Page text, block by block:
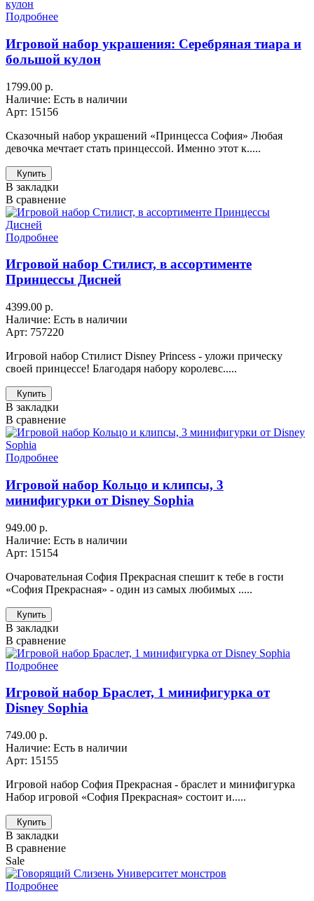
Подробнее
Игровой набор украшения: Серебряная тиара и
большой кулон
1799.00 р.
Наличие: Есть в наличии
Арт: 15156
Сказочный набор украшений «Принцесса София» Любая
девочка мечтает стать принцессой. Именно этот к.....
Купить
В закладки
В сравнение
Подробнее
Игровой набор Стилист, в ассортименте
Принцессы Дисней
4399.00 р.
Наличие: Есть в наличии
Арт: 757220
Игровой набор Стилист Disney Princess - уложи прическу
своей принцессе! Благодаря набору королевс.....
Купить
В закладки
В сравнение
Подробнее
Игровой набор Кольцо и клипсы, 3
минифигурки от Disney Sophia
949.00 р.
Наличие: Есть в наличии
Арт: 15154
Очаровательная София Прекрасная спешит к тебе в гости
«София Прекрасная» - один из самых любимых .....
Купить
В закладки
В сравнение
Подробнее
Игровой набор Браслет, 1 минифигурка от
Disney Sophia
749.00 р.
Наличие: Есть в наличии
Арт: 15155
Игровой набор София Прекрасная - браслет и минифигурка
Набор игровой «София Прекрасная» состоит и.....
Купить
В закладки
В сравнение
Sale
Подробнее